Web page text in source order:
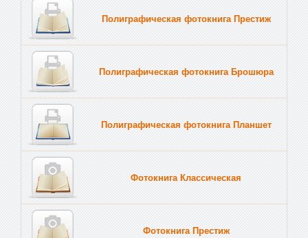
Полиграфическая фотокнига Престиж
Полиграфическая фотокнига Брошюра
Полиграфическая фотокнига Планшет
Фотокнига Классическая
Фотокнига Престиж